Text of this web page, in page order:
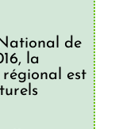
de
la
est